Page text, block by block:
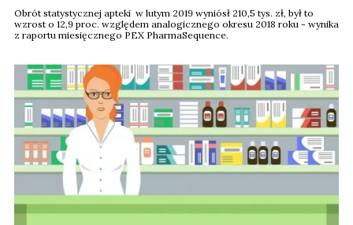
Obrót statystycznej apteki w lutym 2019 wyniósł 210,5 tys. zł, był to
wzrost o 12,9 proc. względem analogicznego okresu 2018 roku - wynika
z raportu miesięcznego PEX PharmaSequence.